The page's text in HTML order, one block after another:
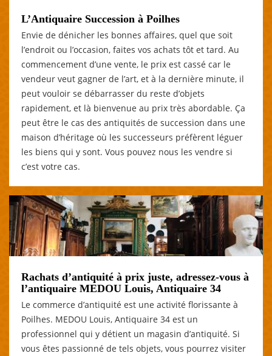
L’Antiquaire Succession à Poilhes
Envie de dénicher les bonnes affaires, quel que soit
l’endroit ou l’occasion, faites vos achats tôt et tard. Au
commencement d’une vente, le prix est cassé car le
vendeur veut gagner de l’art, et à la dernière minute, il
peut vouloir se débarrasser du reste d’objets
rapidement, et là bienvenue au prix très abordable. Ça
peut être le cas des antiquités de succession dans une
maison d’héritage où les successeurs préfèrent léguer
les biens qui y sont. Vous pouvez nous les vendre si
c’est votre cas.
Rachats d’antiquité à prix juste, adressez-vous à
l’antiquaire MEDOU Louis, Antiquaire 34
Le commerce d’antiquité est une activité florissante à
Poilhes. MEDOU Louis, Antiquaire 34 est un
professionnel qui y détient un magasin d’antiquité. Si
vous êtes passionné de tels objets, vous pourrez visiter